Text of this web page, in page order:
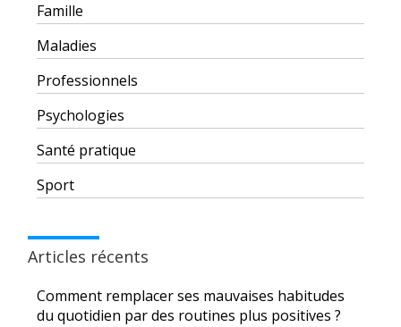
Famille
Maladies
Professionnels
Psychologies
Santé pratique
Sport
Articles récents
Comment remplacer ses mauvaises habitudes
du quotidien par des routines plus positives ?